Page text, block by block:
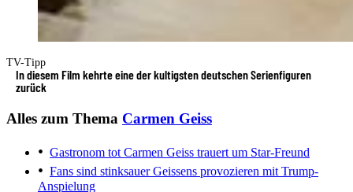
TV-Tipp
In diesem Film kehrte eine der kultigsten deutschen Serienfiguren
zurück
Alles zum Thema Carmen Geiss
Gastronom tot Carmen Geiss trauert um Star-Freund
Fans sind stinksauerGeissens provozieren mit Trump-
Anspielung